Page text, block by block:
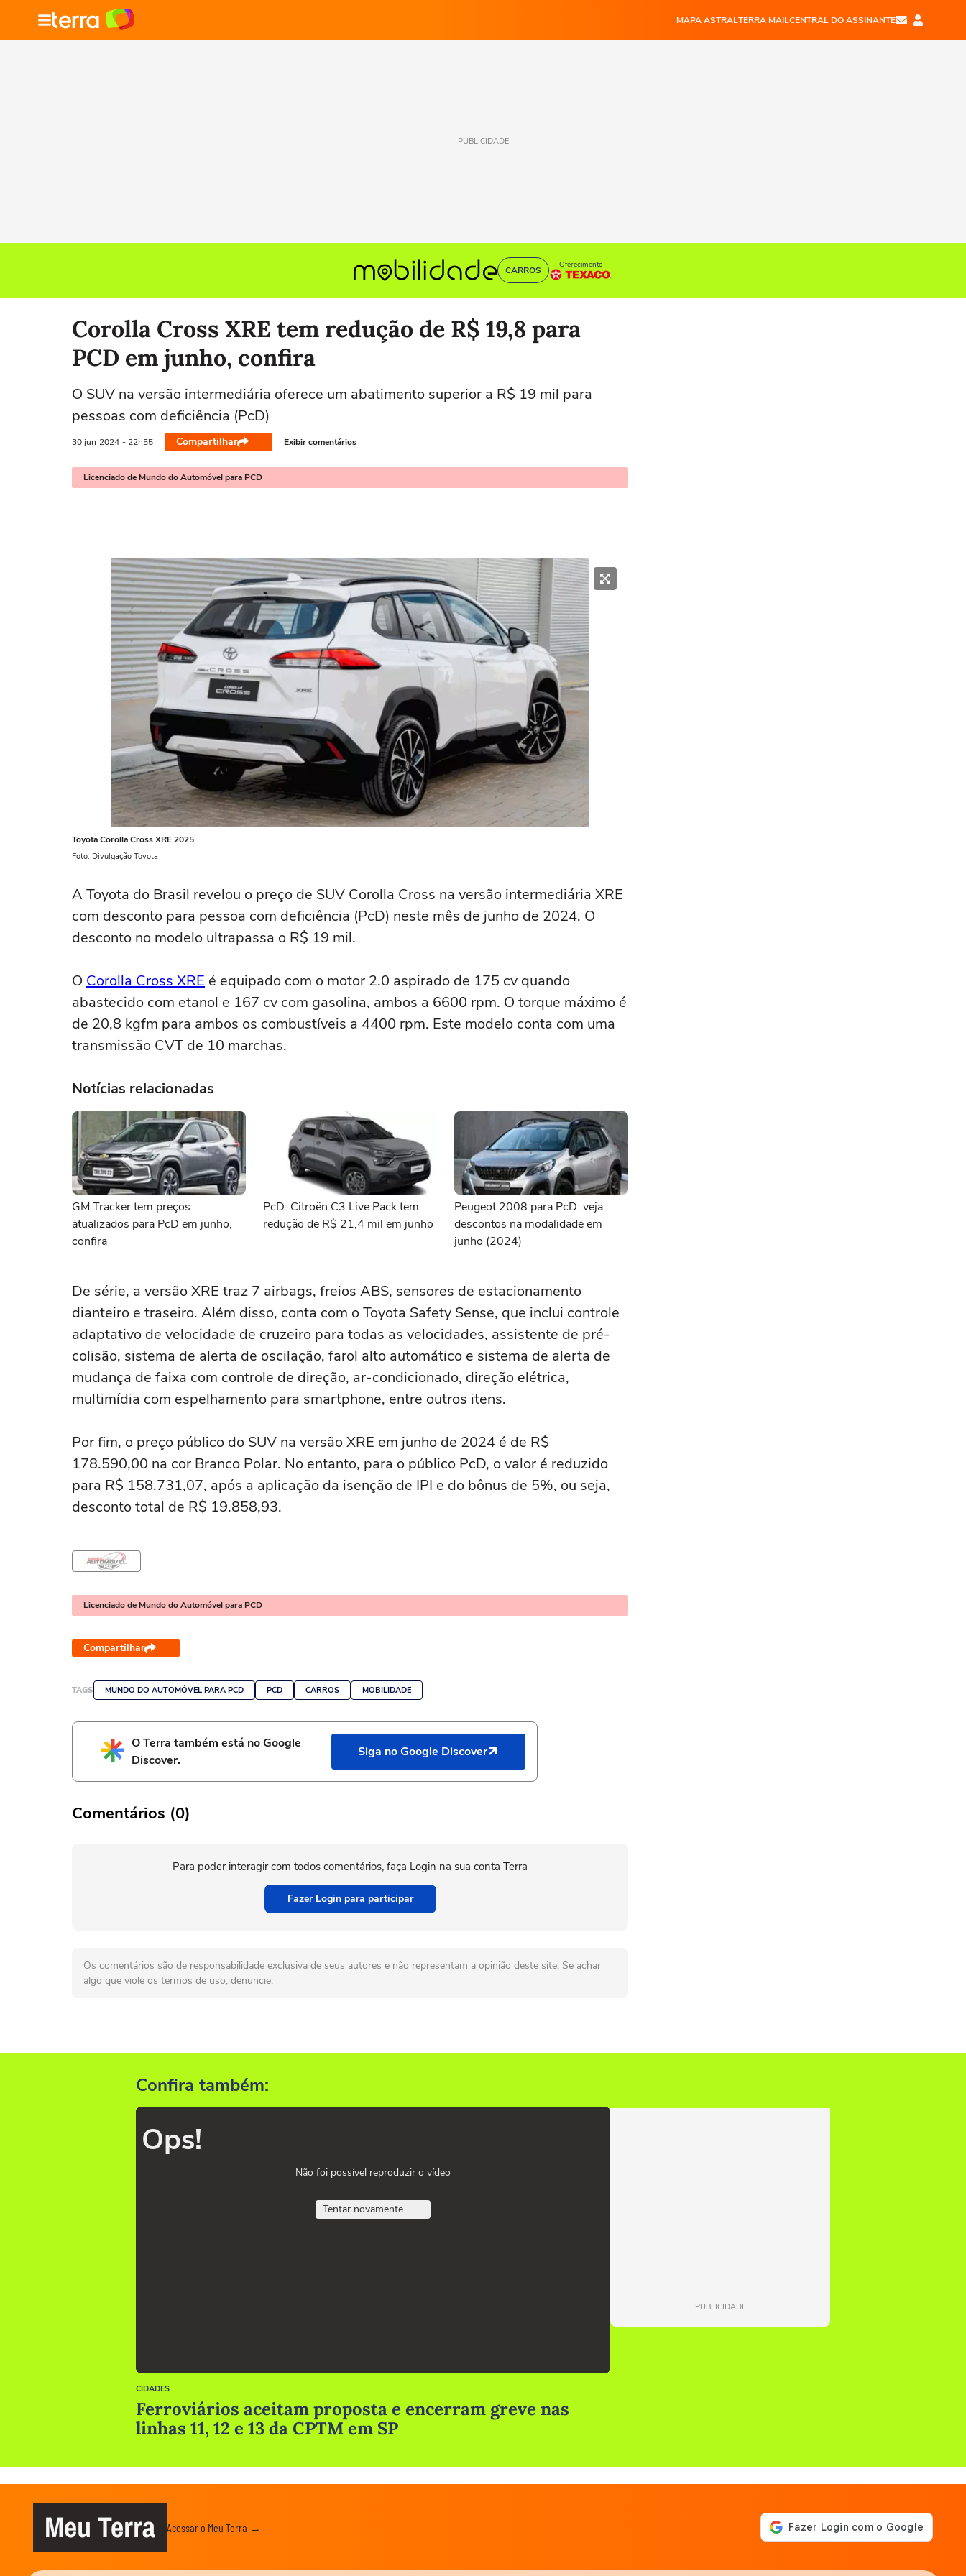
MAPA ASTRALTERRA MAILCENTRAL DO ASSINANTE
PUBLICIDADE
CARROS
Oferecimento
Corolla Cross XRE tem redução de R$ 19,8 para
PCD em junho, confira
O SUV na versão intermediária oferece um abatimento superior a R$ 19 mil para
pessoas com deficiência (PcD)
30 jun 2024 - 22h55 Compartilhar Exibir comentários
Licenciado de Mundo do Automóvel para PCD
Toyota Corolla Cross XRE 2025
Foto: Divulgação Toyota
A Toyota do Brasil revelou o preço de SUV Corolla Cross na versão intermediária XRE
com desconto para pessoa com deficiência (PcD) neste mês de junho de 2024. O
desconto no modelo ultrapassa o R$ 19 mil.
O Corolla Cross XRE é equipado com o motor 2.0 aspirado de 175 cv quando
abastecido com etanol e 167 cv com gasolina, ambos a 6600 rpm. O torque máximo é
de 20,8 kgfm para ambos os combustíveis a 4400 rpm. Este modelo conta com uma
transmissão CVT de 10 marchas.
Notícias relacionadas
GM Tracker tem preços
atualizados para PcD em junho,
confira
PcD: Citroën C3 Live Pack tem
redução de R$ 21,4 mil em junho
Peugeot 2008 para PcD: veja
descontos na modalidade em
junho (2024)
De série, a versão XRE traz 7 airbags, freios ABS, sensores de estacionamento
dianteiro e traseiro. Além disso, conta com o Toyota Safety Sense, que inclui controle
adaptativo de velocidade de cruzeiro para todas as velocidades, assistente de pré-
colisão, sistema de alerta de oscilação, farol alto automático e sistema de alerta de
mudança de faixa com controle de direção, ar-condicionado, direção elétrica,
multimídia com espelhamento para smartphone, entre outros itens.
Por fim, o preço público do SUV na versão XRE em junho de 2024 é de R$
178.590,00 na cor Branco Polar. No entanto, para o público PcD, o valor é reduzido
para R$ 158.731,07, após a aplicação da isenção de IPI e do bônus de 5%, ou seja,
desconto total de R$ 19.858,93.
Licenciado de Mundo do Automóvel para PCD
Compartilhar
TAGS MUNDO DO AUTOMÓVEL PARA PCD PCD CARROS MOBILIDADE
O Terra também está no Google
Discover.
Siga no Google Discover
Comentários (0)
Para poder interagir com todos comentários, faça Login na sua conta Terra
Fazer Login para participar
Os comentários são de responsabilidade exclusiva de seus autores e não representam a opinião deste site. Se achar
algo que viole os termos de uso, denuncie.
Confira também:
Ops!
Não foi possível reproduzir o vídeo
Tentar novamente
CIDADES
Ferroviários aceitam proposta e encerram greve nas
linhas 11, 12 e 13 da CPTM em SP
PUBLICIDADE
Meu Terra Acessar o Meu Terra →